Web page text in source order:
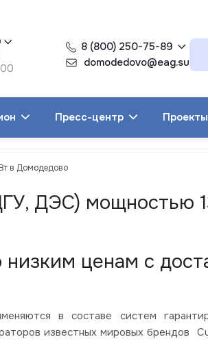
8 (800) 250-75-89
domodedovo@eag.su
Пресс-центр Проекты
в Домодедово
ДЭС) мощностью
ценам с
в составе систем
известных мировых брендов